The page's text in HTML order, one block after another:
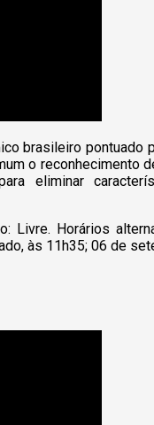
brasileiro pontuado
o reconhecimento
eliminar
Livre. Horários
às 11h35; 06 de